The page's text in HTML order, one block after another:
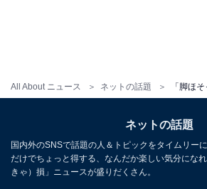
All About ニュース ネットの話題
ネットの話題
国内外のSNSで話題の人＆トピックをタイムリー
だけでちょっと得する、なんだか楽しい気分にな
きゃ）損」ニュースが盛りだくさん。